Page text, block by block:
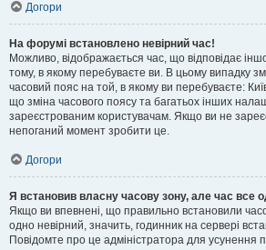
Догори
На форумі встановлено невірний час!
Можливо, відображається час, що відповідає
тому, в якому перебуваєте ви. В цьому випадку
часовий пояс на той, в якому ви перебуваєте:
що зміна часового поясу та багатьох інших
зареєстрованим користувачам. Якщо ви не
непоганий момент зробити це.
Догори
Я встановив власну часову зону, але час все
Якщо ви впевнені, що правильно встановили
одно невірний, значить, годинник на сервері
Повідомте про це адміністратора для усунення